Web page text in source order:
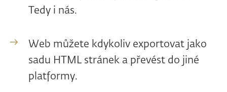
Tedy i nás.
Web můžete kdykoliv exportovat jako
sadu HTML stránek a převést do jiné
platformy.